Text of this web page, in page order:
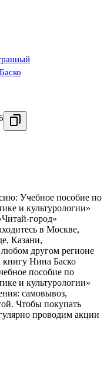
Учебное пособие по
и культурологии»
город»
в Москве,
Казани,
другом регионе
книгу Нина Баско
пособие по
и культурологии»
самовывоз,
Чтобы покупать
проводим акции